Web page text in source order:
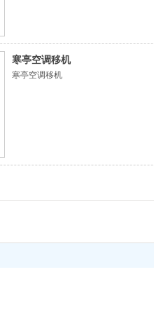
寒亭空调移机
寒亭空调移机